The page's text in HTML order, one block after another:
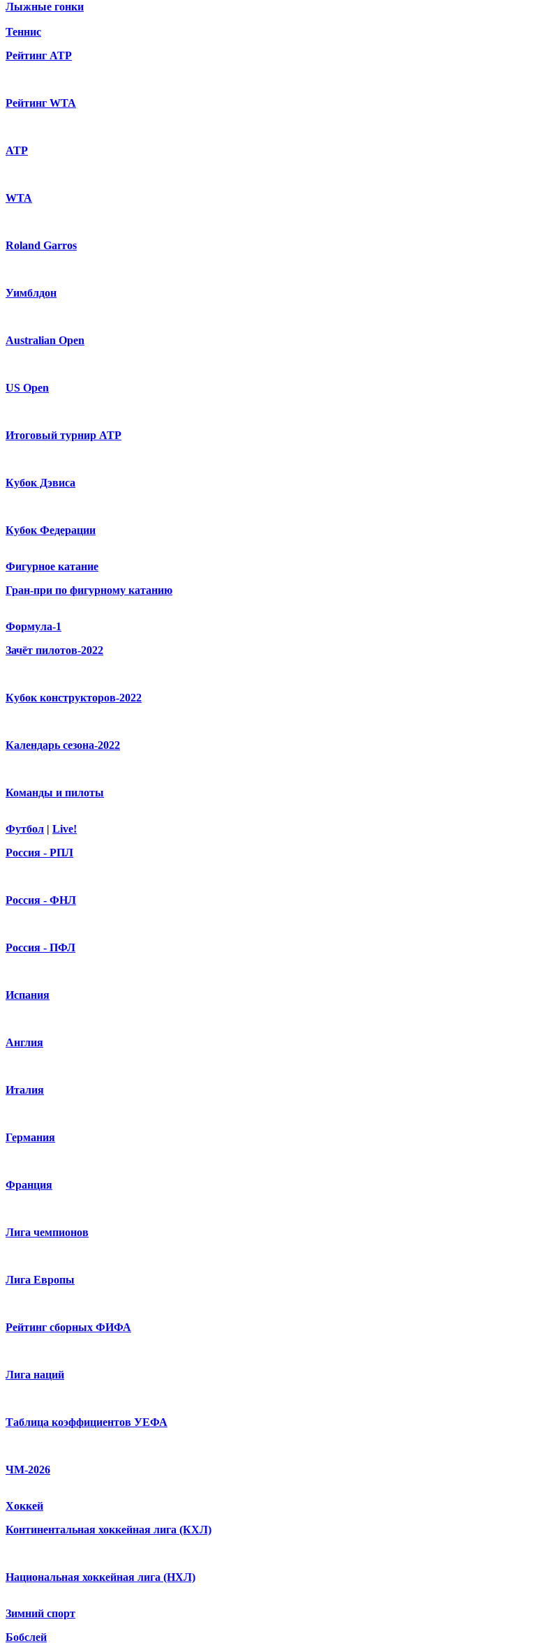
Лыжные гонки
Теннис
Рейтинг ATP
Рейтинг WTA
ATP
WTA
Roland Garros
Уимблдон
Australian Open
US Open
Итоговый турнир ATP
Кубок Дэвиса
Кубок Федерации
Фигурное катание
Гран-при по фигурному катанию
Формула-1
Зачёт пилотов-2022
Кубок конструкторов-2022
Календарь сезона-2022
Команды и пилоты
Футбол | Live!
Россия - РПЛ
Россия - ФНЛ
Россия - ПФЛ
Испания
Англия
Италия
Германия
Франция
Лига чемпионов
Лига Европы
Рейтинг сборных ФИФА
Лига наций
Таблица коэффициентов УЕФА
ЧМ-2026
Хоккей
Континентальная хоккейная лига (КХЛ)
Национальная хоккейная лига (НХЛ)
Зимний спорт
Бобслей